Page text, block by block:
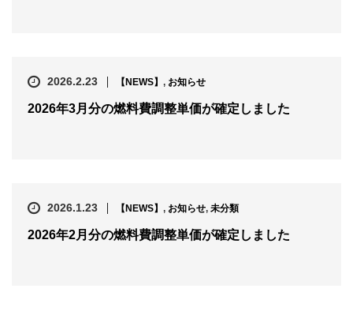
2026.2.23 【NEWS】 , お知らせ
2026年3月分の燃料費調整単価が確定しました
2026.1.23 【NEWS】 , お知らせ, 未分類
2026年2月分の燃料費調整単価が確定しました